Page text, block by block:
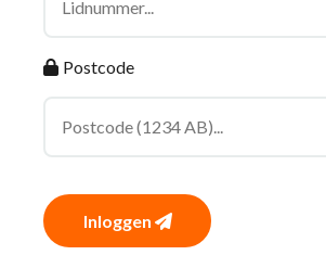
Postcode
Inloggen